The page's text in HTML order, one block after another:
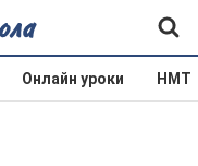
Онлайн уроки НМТ